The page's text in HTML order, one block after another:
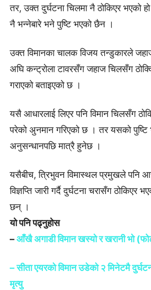
तर, उक्त दुर्घटना चिलमा नै ठोकिएर भएको
नै भन्नेबारे भने पुष्टि भएको छैन ।
उक्त विमानका चालक विजय तन्डुकारले जहाज
अघि कन्ट्रोला टावरसँग जहाज चिलसँग
गराएको बताइएको छ ।
यसै आधारलाई लिएर पनि विमान चिलसँग
परेको अुनमान गरिएको छ । तर यसको
अनुसन्धानपछि मात्रै हुनेछ ।
यसैबीच, त्रिभुवन विमास्थल प्रमुखले पनि
विज्ञप्ति जारी गर्दै दुर्घटना चरासँग ठोकिएर
छन् ।
यो पनि पढ्नुहोस
–आँखै अगाडी विमान खस्यो र खरानी भो
– सीता एयरको विमान उडेको २ मिनेटमै
मृत्यु